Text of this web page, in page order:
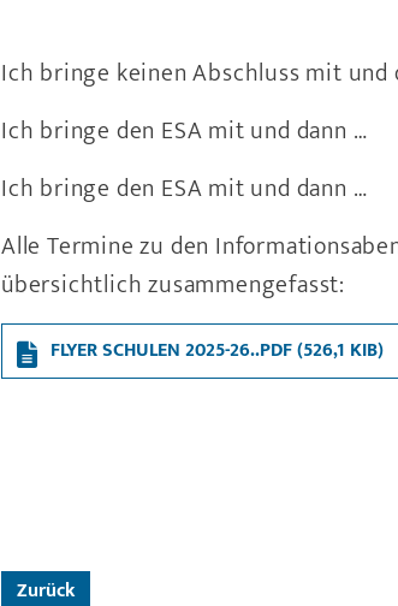
Ich bringe keinen Abschluss mit und
Ich bringe den ESA mit und dann …
Ich bringe den ESA mit und dann …
Alle Termine zu den
übersichtlich zusammengefasst:
FLYER SCHULEN 2025-26..PDF(526,1 KIB)
Zurück